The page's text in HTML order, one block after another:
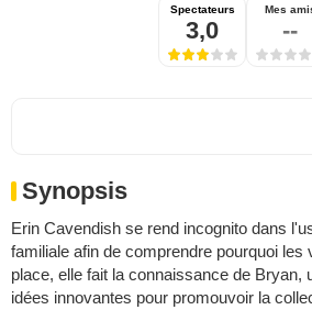
Spectateurs
3,0
Mes
--
Synopsis
Erin Cavendish se rend incognito dans
familiale afin de comprendre pourquoi les
place, elle fait la connaissance de Bryan,
idées innovantes pour promouvoir la